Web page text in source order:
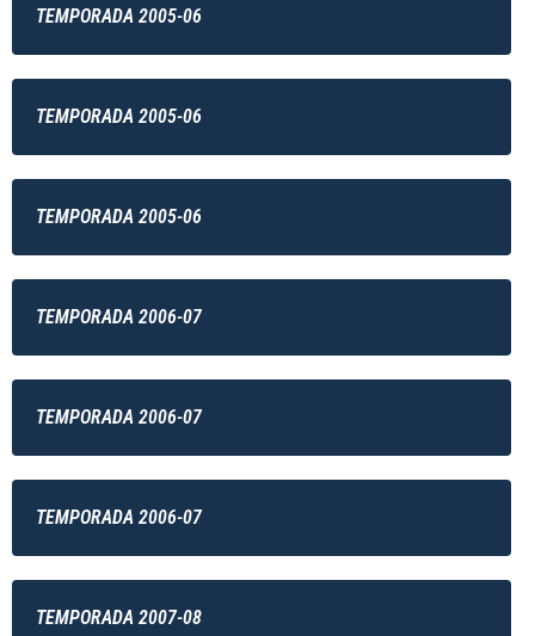
TEMPORADA 2005-06
TEMPORADA 2005-06
TEMPORADA 2005-06
TEMPORADA 2006-07
TEMPORADA 2006-07
TEMPORADA 2006-07
TEMPORADA 2007-08